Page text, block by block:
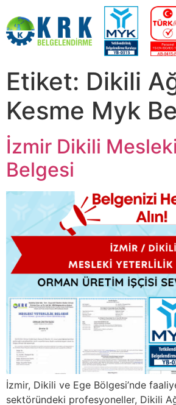
Etiket: Dikili
Kesme Myk
İzmir Dikili
Belgesi
İzmir, Dikili ve Ege Bölgesi’nde
sektöründeki profesyoneller, Dikili